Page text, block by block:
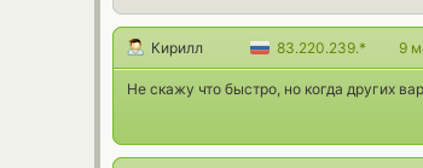
Кирилл 83.220.239.* 9
Не скажу что быстро, но когда других